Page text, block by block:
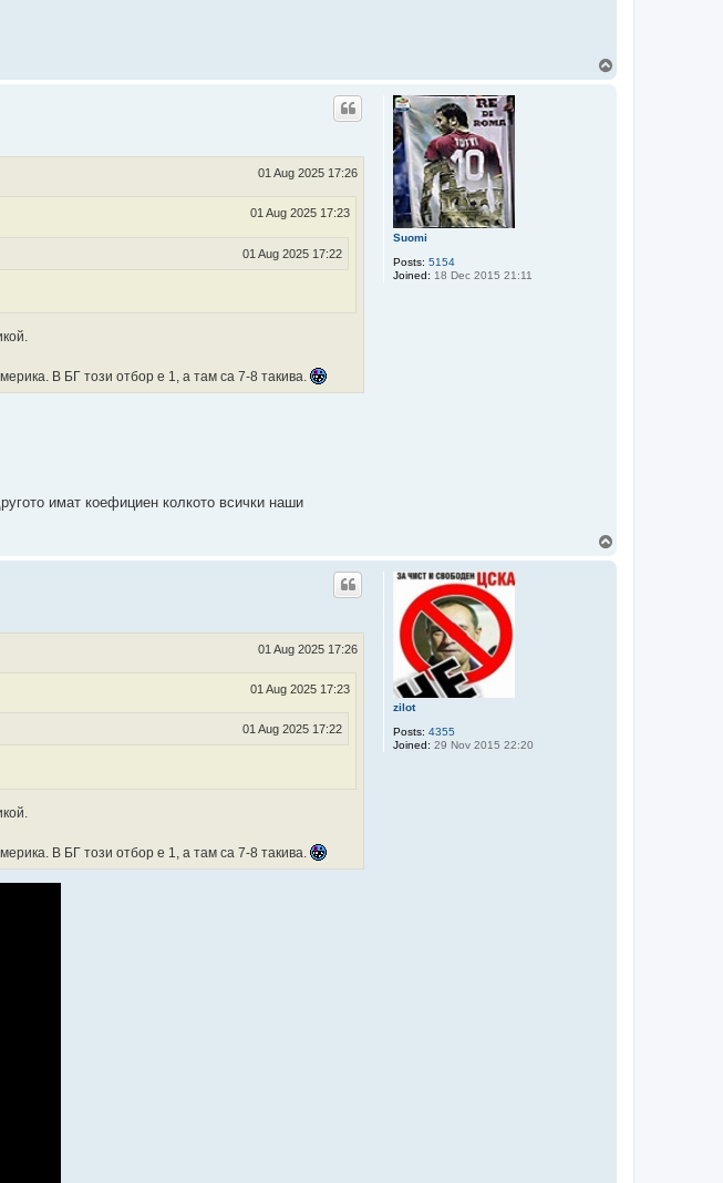
Suomi
Posts: 5154
Joined: 18 Dec 2015 21:11
01 Aug 2025 17:26
01 Aug 2025 17:23
01 Aug 2025 17:22
В БГ този отбор е 1, а там са 7-8 такива.
имат коефициен колкото всички наши
zilot
Posts: 4355
Joined: 29 Nov 2015 22:20
01 Aug 2025 17:26
01 Aug 2025 17:23
01 Aug 2025 17:22
В БГ този отбор е 1, а там са 7-8 такива.